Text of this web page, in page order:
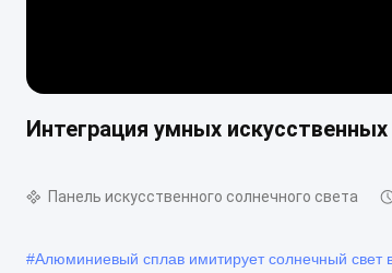
Интеграция умных
Панель искусственного солнечного света
#Алюминиевый сплав имитирует солнечный свет